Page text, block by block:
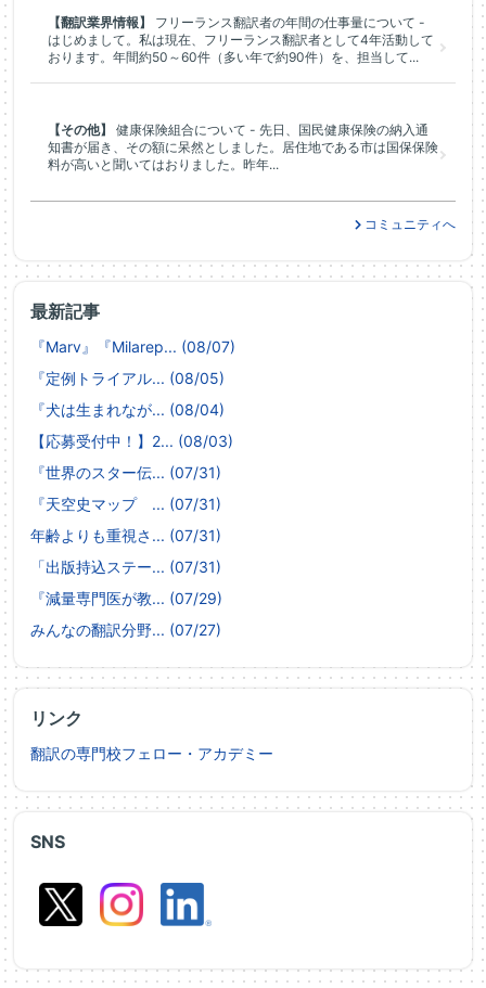
SNS
最新記事
『Marv』『Milarep... (08/07)
『定例トライアル... (08/05)
『犬は生まれなが... (08/04)
【応募受付中！】2... (08/03)
『世界のスター伝... (07/31)
『天空史マップ ... (07/31)
年齢よりも重視さ... (07/31)
「出版持込ステー... (07/31)
『減量専門医が教... (07/29)
みんなの翻訳分野... (07/27)
リンク
翻訳の専門校フェロー・アカデミー
【翻訳業界情報】
フリーランス翻訳者の年間の仕事量について -
はじめまして。私は現在、フリーランス翻訳者として4年活動して
おります。年間約50～60件（多い年で約90件）を、担当して...
【その他】
健康保険組合について - 先日、国民健康保険の納入通
知書が届き、その額に呆然としました。居住地である市は国保保険
料が高いと聞いてはおりました。昨年...
コミュニティへ